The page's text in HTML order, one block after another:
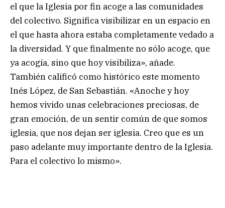
el que la Iglesia por fin acoge a las comunidades
del colectivo. Significa visibilizar en un espacio en
el que hasta ahora estaba completamente vedado a
la diversidad. Y que finalmente no sólo acoge, que
ya acogía, sino que hoy visibiliza», añade.
También calificó como histórico este momento
Inés López, de San Sebastián. «Anoche y hoy
hemos vivido unas celebraciones preciosas, de
gran emoción, de un sentir común de que somos
iglesia, que nos dejan ser iglesia. Creo que es un
paso adelante muy importante dentro de la Iglesia.
Para el colectivo lo mismo».